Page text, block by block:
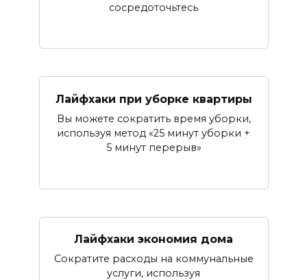
сосредоточьтесь
Лайфхаки при уборке квартиры
Вы можете сократить время уборки,
используя метод «25 минут уборки +
5 минут перерыв»
Лайфхаки экономия дома
Сократите расходы на коммунальные
услуги, используя